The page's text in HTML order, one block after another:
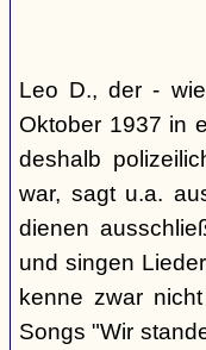
Leo D., der -
Oktober 1937 in
deshalb
war, sagt u.a.
dienen
und singen
kenne zwar
Songs "Wir